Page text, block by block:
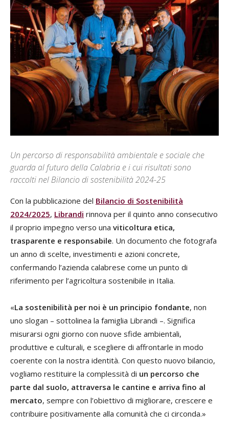
Un percorso di responsabilità ambientale e sociale che
guarda al futuro della Calabria e i cui risultati sono
raccolti nel Bilancio di sostenibilità 2024-25
Con la pubblicazione del Bilancio di Sostenibilità
2024/2025, Librandi rinnova per il quinto anno consecutivo
il proprio impegno verso una viticoltura etica,
trasparente e responsabile. Un documento che fotografa
un anno di scelte, investimenti e azioni concrete,
confermando l’azienda calabrese come un punto di
riferimento per l’agricoltura sostenibile in Italia.
«La sostenibilità per noi è un principio fondante, non
uno slogan – sottolinea la famiglia Librandi –. Significa
misurarsi ogni giorno con nuove sfide ambientali,
produttive e culturali, e scegliere di affrontarle in modo
coerente con la nostra identità. Con questo nuovo bilancio,
vogliamo restituire la complessità di un percorso che
parte dal suolo, attraversa le cantine e arriva fino al
mercato, sempre con l’obiettivo di migliorare, crescere e
contribuire positivamente alla comunità che ci circonda.»